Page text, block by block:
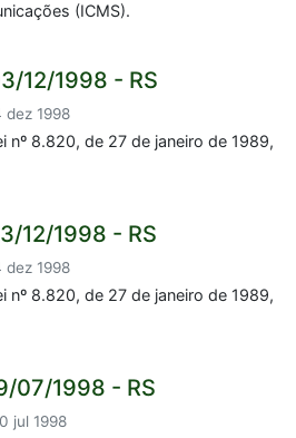
(ICMS).
12/1998 - RS
dez 1998
nº 8.820, de 27 de janeiro de 1989,
12/1998 - RS
dez 1998
nº 8.820, de 27 de janeiro de 1989,
07/1998 - RS
jul 1998